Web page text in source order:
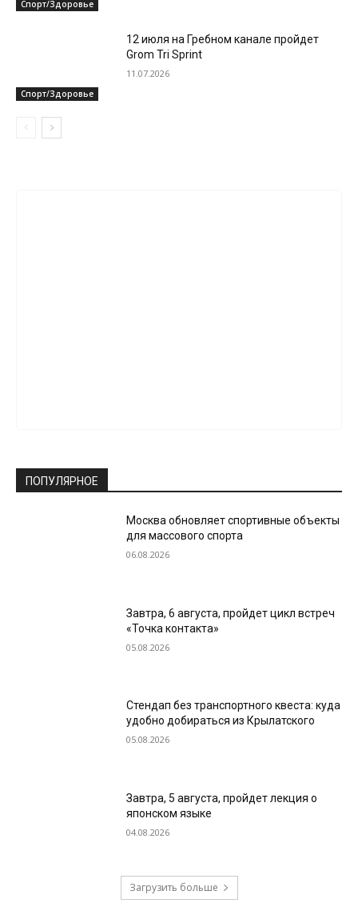
Спорт/Здоровье
Спорт/Здоровье
12 июля на Гребном канале пройдет
Grom Tri Sprint
11.07.2026
ПОПУЛЯРНОЕ
Москва обновляет спортивные объекты
для массового спорта
06.08.2026
Завтра, 6 августа, пройдет цикл встреч
«Точка контакта»
05.08.2026
Стендап без транспортного квеста: куда
удобно добираться из Крылатского
05.08.2026
Завтра, 5 августа, пройдет лекция о
японском языке
04.08.2026
Загрузить больше